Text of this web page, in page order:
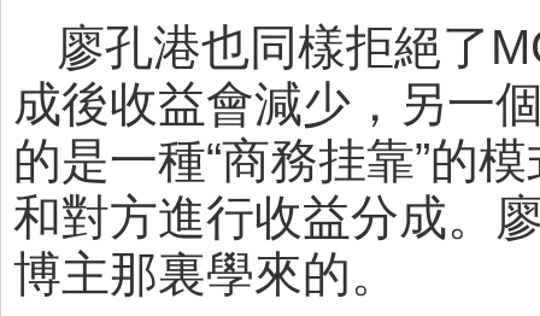
廖孔港也同樣拒絕了
成後收益會減少，另一
的是一種“商務挂靠”的
和對方進行收益分成。
博主那裏學來的。